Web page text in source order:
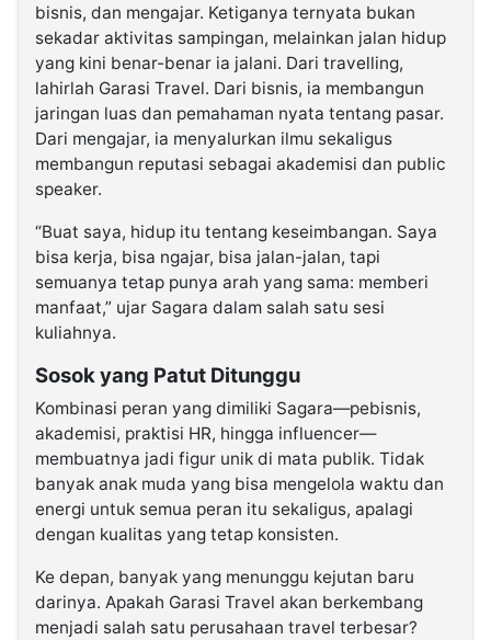
bisnis, dan mengajar. Ketiganya ternyata bukan
sekadar aktivitas sampingan, melainkan jalan hidup
yang kini benar-benar ia jalani. Dari travelling,
lahirlah Garasi Travel. Dari bisnis, ia membangun
jaringan luas dan pemahaman nyata tentang pasar.
Dari mengajar, ia menyalurkan ilmu sekaligus
membangun reputasi sebagai akademisi dan public
speaker.
“Buat saya, hidup itu tentang keseimbangan. Saya
bisa kerja, bisa ngajar, bisa jalan-jalan, tapi
semuanya tetap punya arah yang sama: memberi
manfaat,” ujar Sagara dalam salah satu sesi
kuliahnya.
Sosok yang Patut Ditunggu
Kombinasi peran yang dimiliki Sagara—pebisnis,
akademisi, praktisi HR, hingga influencer—
membuatnya jadi figur unik di mata publik. Tidak
banyak anak muda yang bisa mengelola waktu dan
energi untuk semua peran itu sekaligus, apalagi
dengan kualitas yang tetap konsisten.
Ke depan, banyak yang menunggu kejutan baru
darinya. Apakah Garasi Travel akan berkembang
menjadi salah satu perusahaan travel terbesar?